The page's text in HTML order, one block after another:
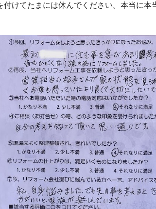
付けてたまには休んでください。本当に本